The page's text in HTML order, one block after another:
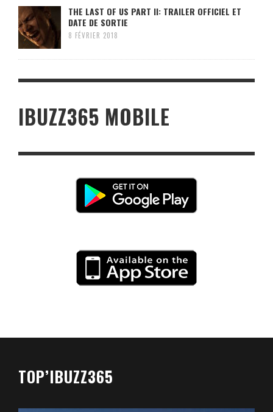
THE LAST OF US PART II: TRAILER OFFICIEL ET
DATE DE SORTIE
8 FÉVRIER 2018
IBUZZ365 MOBILE
TOP’IBUZZ365